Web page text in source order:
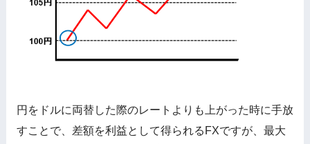
円をドルに両替した際のレートよりも上がった時に手放
すことで、差額を利益として得られるFXですが、最大